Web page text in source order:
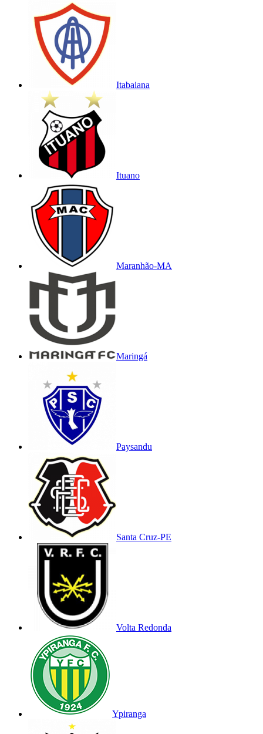
Itabaiana
Ituano
Maranhão-MA
Maringá
Paysandu
Santa Cruz-PE
Volta Redonda
Ypiranga